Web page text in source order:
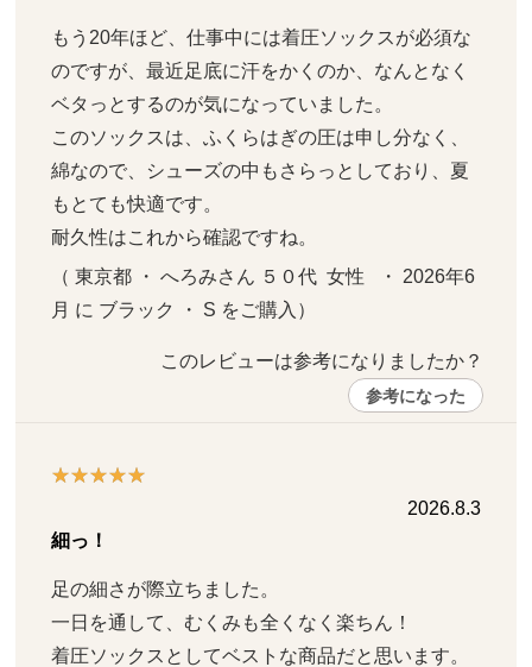
もう20年ほど、仕事中には着圧ソックスが必須な
のですが、最近足底に汗をかくのか、なんとなく
ベタっとするのが気になっていました。
このソックスは、ふくらはぎの圧は申し分なく、
綿なので、シューズの中もさらっとしており、夏
もとても快適です。
耐久性はこれから確認ですね。
（ 東京都 ・ へろみさん ５０代  女性   ・ 2026年6
月 に ブラック ・ S をご購入）
このレビューは参考になりましたか？
参考になった
2026.8.3
細っ！
足の細さが際立ちました。
一日を通して、むくみも全くなく楽ちん！
着圧ソックスとしてベストな商品だと思います。